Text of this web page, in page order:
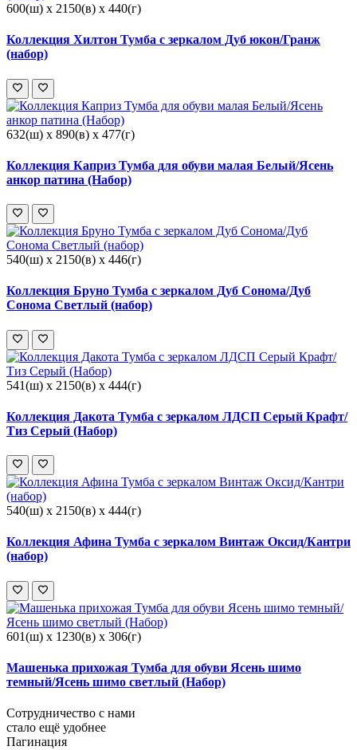
600(ш) x 2150(в) x 440(г)
Коллекция Хилтон Тумба с зеркалом Дуб юкон/Гранж
(набор)
632(ш) x 890(в) x 477(г)
Коллекция Каприз Тумба для обуви малая Белый/Ясень
анкор патина (Набор)
540(ш) x 2150(в) x 446(г)
Коллекция Бруно Тумба с зеркалом Дуб Сонома/Дуб
Сонома Светлый (набор)
541(ш) x 2150(в) x 444(г)
Коллекция Дакота Тумба c зеркалом ЛДСП Серый Крафт/
Тиз Серый (Набор)
540(ш) x 2150(в) x 444(г)
Коллекция Афина Тумба c зеркалом Винтаж Оксид/Кантри
(набор)
601(ш) x 1230(в) x 306(г)
Машенька прихожая Тумба для обуви Ясень шимо
темный/Ясень шимо светлый (Набор)
Сотрудничество с нами
стало ещё удобнее
Пагинация